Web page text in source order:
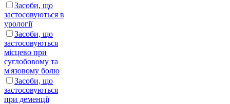
Засоби, що
застосовуються в
урології
Засоби, що
застосовуються
місцево при
суглобовому та
м'язовому болю
Засоби, що
застосовуються
при деменції